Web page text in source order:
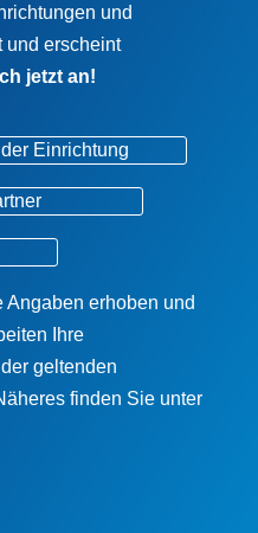
und
und erscheint
jetzt an!
Angaben erhoben und
Ihre
geltenden
finden Sie unter